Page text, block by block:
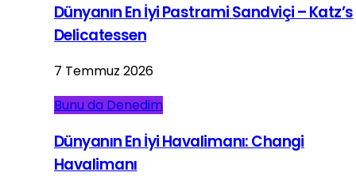
Dünyanın En İyi Pastrami Sandviçi – Katz’s
Delicatessen
7 Temmuz 2026
Bunu da Denedim
Dünyanın En İyi Havalimanı: Changi
Havalimanı